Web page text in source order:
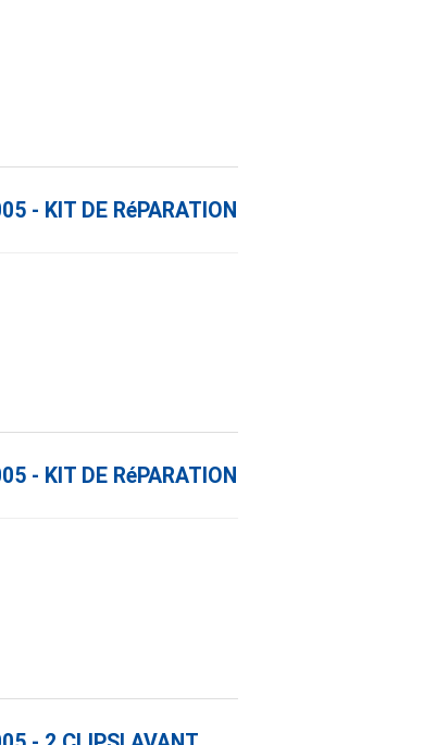
- KIT DE RéPARATION
- KIT DE RéPARATION